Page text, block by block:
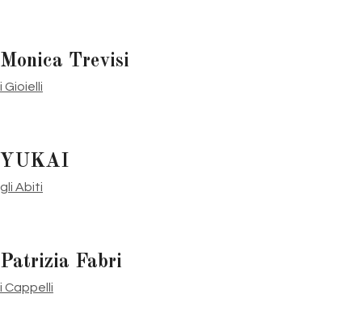
Monica Trevisi
i Gioielli
YUKAI
gli Abiti
Patrizia Fabri
i Cappelli